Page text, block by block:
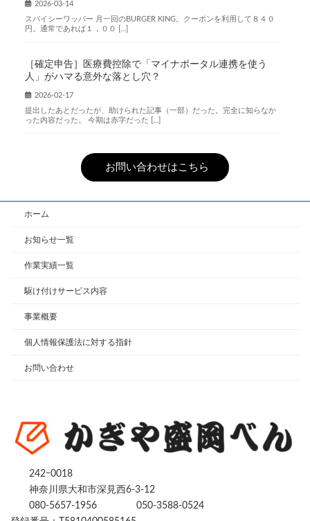
2026-03-14
スパイシーワッパー 月一回のBURGER KING。クーポンを利用して８４０
円。通常であれば１，００ […]
［確定申告］医療費控除で「マイナポータル連携を使う
人」がハマる意外な落とし穴？
2026-02-17
提出したあとだったが、助けられた記事（一部）だった。完全に知らなか
った内容だった。 今期は赤字だった […]
お問い合わせはこちら
ホーム
お知らせ一覧
作業実績一覧
駆け付けサービス内容
事業概要
個人情報保護法に対する指針
お問い合わせ
242ｰ0018
神奈川県大和市深見西6-3-12
080-5657-1956
050-3588-0524